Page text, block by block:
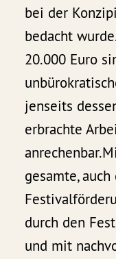
bei der
bedacht
20.000 Euro
jenseits
erbrachte
gesamte,
durch den
und mit